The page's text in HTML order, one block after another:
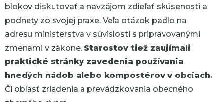
blokov diskutovať a navzájom zdieľať skúsenosti a
podnety zo svojej praxe. Veľa otázok padlo na
adresu ministerstva v súvislosti s pripravovanými
zmenami v zákone. Starostov tiež zaujímali
praktické stránky zavedenia používania
hnedých nádob alebo kompostérov v obciach.
Či oblasť zriadenia a prevádzkovania obecného